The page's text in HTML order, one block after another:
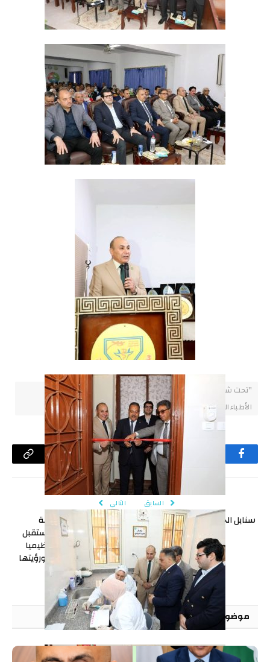
"تحت شعار يد تداوي وقلب يرحم" محافظ الشرقيةيُشارك
الأطباءالبيطريين إحتفالهم باليوم العالمي لعيدهم
فيسبوك لينكدإن
البريد
الإلكتروني
تيلقرام واتسابCopy
السابق
سنابل الخير تزين حقول محافظة
الشرقية…
التالي
بحضور الأمين العام امانة
الاستثمارالمركزية بـ”مستقبل
وطن”زتعقد اجتماعا تنظيميا
لمناقشة خطة عملها ورؤيتها
المستقبلية
موضوعاتمقترحة